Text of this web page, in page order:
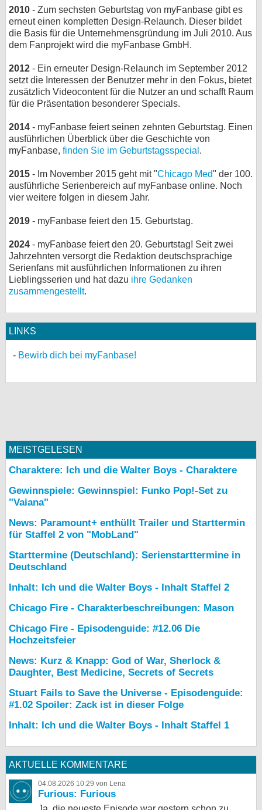
2010 - Zum sechsten Geburtstag von myFanbase gibt es
erneut einen kompletten Design-Relaunch. Dieser bildet
die Basis für die Unternehmensgründung im Juli 2010. Aus
dem Fanprojekt wird die myFanbase GmbH.
2012 - Ein erneuter Design-Relaunch im September 2012
setzt die Interessen der Benutzer mehr in den Fokus, bietet
zusätzlich Videocontent für die Nutzer an und schafft Raum
für die Präsentation besonderer Specials.
2014 - myFanbase feiert seinen zehnten Geburtstag. Einen
ausführlichen Überblick über die Geschichte von
myFanbase, finden Sie im Geburtstagsspecial .
2015 - Im November 2015 geht mit "Chicago Med" der 100.
ausführliche Serienbereich auf myFanbase online. Noch
vier weitere folgen in diesem Jahr.
2019 - myFanbase feiert den 15. Geburtstag.
2024 - myFanbase feiert den 20. Geburtstag! Seit zwei
Jahrzehnten versorgt die Redaktion deutschsprachige
Serienfans mit ausführlichen Informationen zu ihren
Lieblingsserien und hat dazu ihre Gedanken
zusammengestellt.
LINKS
Bewirb dich bei myFanbase!
MEISTGELESEN
Charaktere: Ich und die Walter Boys - Charaktere
Gewinnspiele: Gewinnspiel: Funko Pop!-Set zu
"Vaiana"
News: Paramount+ enthüllt Trailer und Starttermin
für Staffel 2 von "MobLand"
Starttermine (Deutschland): Serienstarttermine in
Deutschland
Inhalt: Ich und die Walter Boys - Inhalt Staffel 2
Chicago Fire - Charakterbeschreibungen: Mason
Chicago Fire - Episodenguide: #12.06 Die
Hochzeitsfeier
News: Kurz & Knapp: God of War, Sherlock &
Daughter, Best Medicine, Secrets of Secrets
Stuart Fails to Save the Universe - Episodenguide:
#1.02 Spoiler: Zack ist in dieser Folge
Inhalt: Ich und die Walter Boys - Inhalt Staffel 1
AKTUELLE KOMMENTARE
04.08.2026 10:29 von Lena
Furious: Furious